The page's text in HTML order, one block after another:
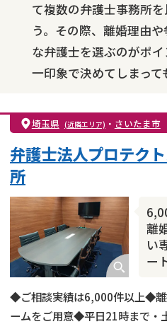
て複数の弁護士事務所
う。その際、離婚理由
な弁護士を選ぶのがポ
一印象で決めてしまって
埼玉県 (近隣エリア) ・ さいたま市
離
い
ー
弁護士法人プロテク
所
◆ご相談実績は6,000件以上◆離
ームをご用意◆平日21時まで・